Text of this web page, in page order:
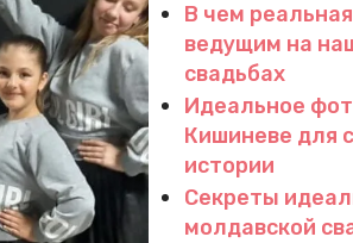
В чем
ведущим на
свадьбах
Идеальное
Кишиневе для
истории
Секреты
молдавской